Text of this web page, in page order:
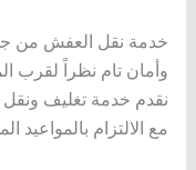
خدمة نقل العفش من
وأمان تام نظراً لقرب
نقدم خدمة تغليف ونقل
مع الالتزام بالمواعيد